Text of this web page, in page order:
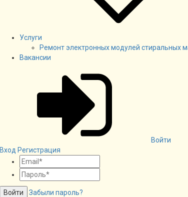
Услуги
Ремонт электронных модулей стиральных
Вакансии
Войти
Вход Регистрация
Войти Забыли пароль?